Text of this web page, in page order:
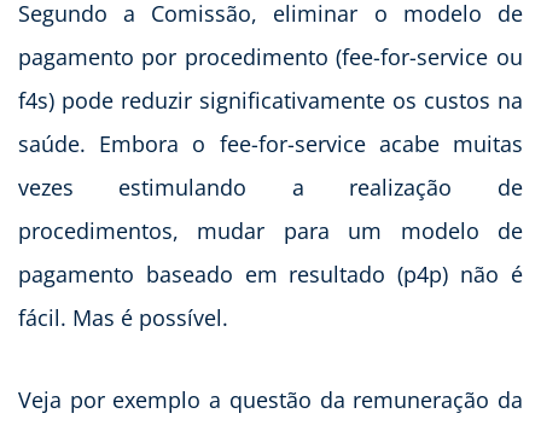
Segundo a Comissão, eliminar o modelo de
pagamento por procedimento (fee-for-service ou
f4s) pode reduzir significativamente os custos na
saúde. Embora o fee-for-service acabe muitas
vezes estimulando a realização de
procedimentos, mudar para um modelo de
pagamento baseado em resultado (p4p) não é
fácil. Mas é possível.
Veja por exemplo a questão da remuneração da